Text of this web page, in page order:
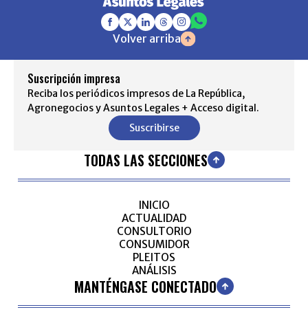
Volver arriba
Suscripción impresa
Reciba los periódicos impresos de La República,
Agronegocios y Asuntos Legales + Acceso digital.
Suscribirse
TODAS LAS SECCIONES
INICIO
ACTUALIDAD
CONSULTORIO
CONSUMIDOR
PLEITOS
ANÁLISIS
MANTÉNGASE CONECTADO